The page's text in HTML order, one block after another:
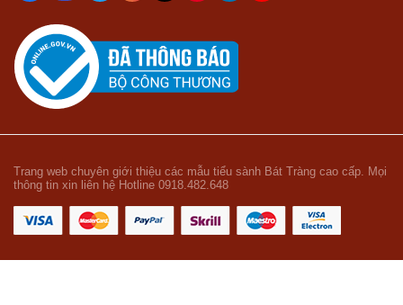
Trang web chuyên giới thiệu các mẫu tiểu sành Bát Tràng cao cấp. Mọi
thông tin xin liên hệ Hotline 0918.482.648